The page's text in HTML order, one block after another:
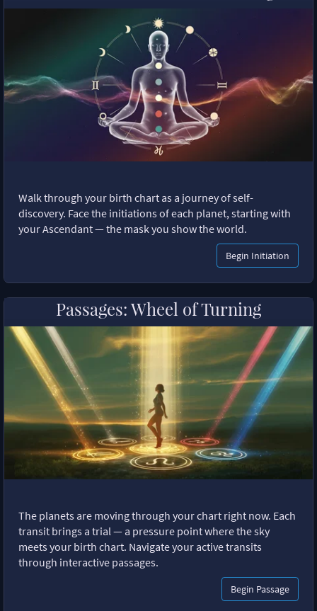
Walk through your birth chart as a journey of self-
discovery. Face the initiations of each planet, starting with
your Ascendant — the mask you show the world.
Begin Initiation
Passages: Wheel of Turning
The planets are moving through your chart right now. Each
transit brings a trial — a pressure point where the sky
meets your birth chart. Navigate your active transits
through interactive passages.
Begin Passage